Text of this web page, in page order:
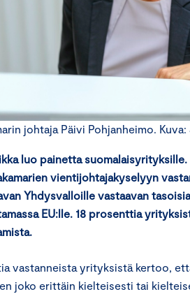
johtaja Päivi Pohjanheimo.
luo painetta
vientijohtajakyselyyn
Yhdysvalloille vastaavan
EU:lle. 18 prosenttia
vastanneista yrityksistä kertoo,
joko erittäin kielteisesti tai